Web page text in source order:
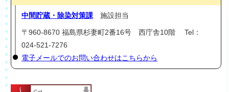
中間貯蔵・除染対策課 施設担当
〒960-8670 福島県杉妻町2番16号 西庁舎10階 Tel：
024-521-7276
電子メールでのお問い合わせはこちらから